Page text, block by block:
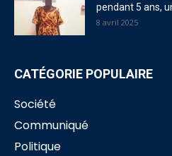
pendant 5 ans,
8 avril 2025
CATÉGORIE POPULAIRE
Société
Communiqué
Politique